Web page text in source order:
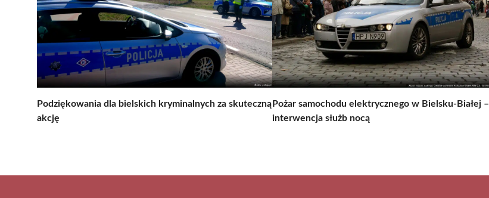
Podziękowania dla bielskich kryminalnych za skuteczną
akcję
Pożar samochodu elektrycznego w Bielsku-Białej –
interwencja służb nocą